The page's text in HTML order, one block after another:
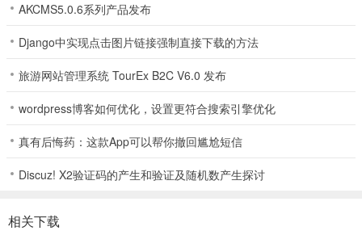
等应有尽有，满足不同用户需求。
2、热门推荐：首页不定时更新火热商品，助您了解婚庆布置流行趋
点供您选择。
4、节日活动：依不同节日举办促销，让您购买时享满减或折扣福利，
近的地方。
AKCMS5.0.6系列产品发布
Django中实现点击图片链接强制直接下载的方法
旅游网站管理系统 TourEx B2C V6.0 发布
wordpress博客如何优化，设置更符合搜索引擎优化
真有后悔药：这款App可以帮你撤回尴尬短信
Discuz! X2验证码的产生和验证及随机数产生探讨
相关下载